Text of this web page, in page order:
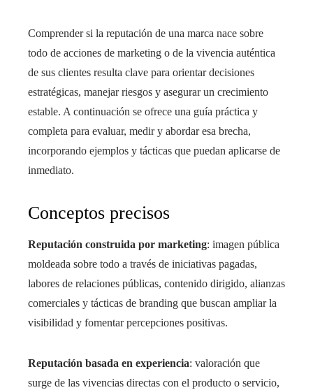
Comprender si la reputación de una marca nace sobre
todo de acciones de marketing o de la vivencia auténtica
de sus clientes resulta clave para orientar decisiones
estratégicas, manejar riesgos y asegurar un crecimiento
estable. A continuación se ofrece una guía práctica y
completa para evaluar, medir y abordar esa brecha,
incorporando ejemplos y tácticas que puedan aplicarse de
inmediato.
Conceptos precisos
Reputación construida por marketing: imagen pública
moldeada sobre todo a través de iniciativas pagadas,
labores de relaciones públicas, contenido dirigido, alianzas
comerciales y tácticas de branding que buscan ampliar la
visibilidad y fomentar percepciones positivas.
Reputación basada en experiencia: valoración que
surge de las vivencias directas con el producto o servicio,